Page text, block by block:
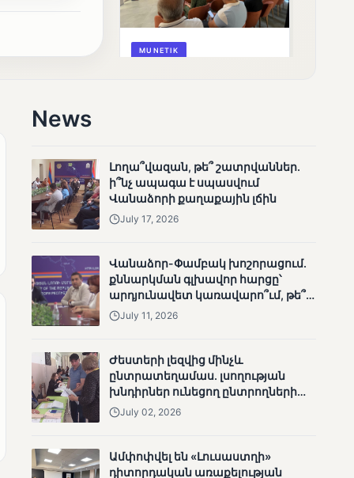
MUNETIK
Ոչ միայն ընտրող, այլև
որոշում կայացնող
Շարունակվում են
News
Լողա՞վազան, թե՞ շատրվաններ.
ի՞նչ ապագա է սպասվում
Վանաձորի քաղաքային լճին
July 17, 2026
Վանաձոր-Փամբակ խոշորացում.
քննարկման գլխավոր հարցը՝
արդյունավետ կառավարո՞ւմ, թե՞
քաղաքական նպատակ
July 11, 2026
Ժեստերի լեզվից մինչև
ընտրատեղամաս. լսողության
խնդիրներ ունեցող ընտրողների
ճանապարհը
July 02, 2026
Ամփոփվել են «Լուսաստղի»
դիտորդական առաքելության